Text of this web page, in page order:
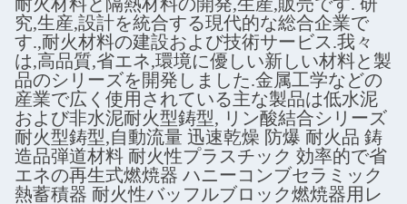
究,生産,設計を統合する現代的な総合企業で
す.,耐火材料の建設および技術サービス.我々
は,高品質,省エネ,環境に優しい新しい材料と製
品のシリーズを開発しました.金属工学などの
産業で広く使用されている主な製品は低水泥
および非水泥耐火型鋳型, リン酸結合シリーズ
耐火型鋳型,自動流量 迅速乾燥 防爆 耐火品 鋳
造品弾道材料 耐火性プラスチック 効率的で省
エネの再生式燃焼器 ハニーコンブセラミック
熱蓄積器 耐火性バッフルブロック燃焼器用レ